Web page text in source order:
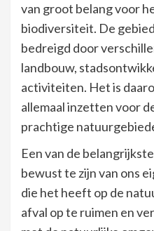
van groot belang voor
biodiversiteit. De
bedreigd door
landbouw,
activiteiten. Het is
allemaal inzetten voor
prachtige
Een van de
bewust te zijn van ons
die het heeft op de
afval op te ruimen en